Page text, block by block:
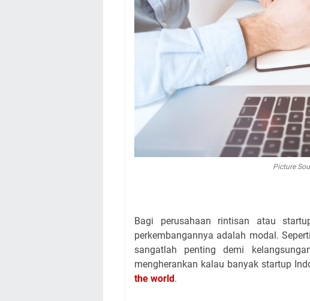
Picture
Bagi perusahaan rintisan atau
perkembangannya adalah modal.
sangatlah penting demi
mengherankan kalau banyak startup
the world.